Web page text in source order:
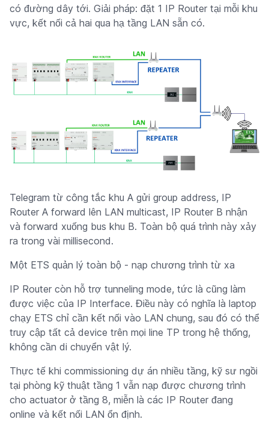
có đường dây tới. Giải pháp: đặt 1 IP Router tại mỗi khu
vực, kết nối cả hai qua hạ tầng LAN sẵn có.
Telegram từ công tắc khu A gửi group address, IP
Router A forward lên LAN multicast, IP Router B nhận
và forward xuống bus khu B. Toàn bộ quá trình này xảy
ra trong vài millisecond.
Một ETS quản lý toàn bộ - nạp chương trình từ xa
IP Router còn hỗ trợ tunneling mode, tức là cũng làm
được việc của IP Interface. Điều này có nghĩa là laptop
chạy ETS chỉ cần kết nối vào LAN chung, sau đó có thể
truy cập tất cả device trên mọi line TP trong hệ thống,
không cần di chuyển vật lý.
Thực tế khi commissioning dự án nhiều tầng, kỹ sư ngồi
tại phòng kỹ thuật tầng 1 vẫn nạp được chương trình
cho actuator ở tầng 8, miễn là các IP Router đang
online và kết nối LAN ổn định.